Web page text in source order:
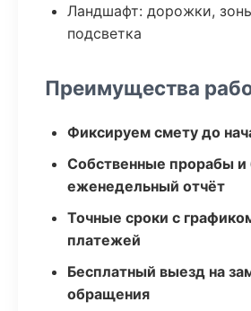
Ландшафт: дорожки,
подсветка
Преимущества
Фиксируем смету до
Собственные прорабы и
еженедельный отчёт
Точные сроки с
платежей
Бесплатный выезд на
обращения